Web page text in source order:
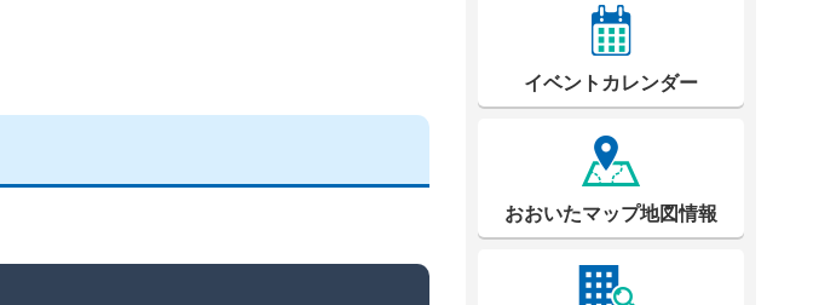
イベントカレンダー
おおいたマップ地図情報